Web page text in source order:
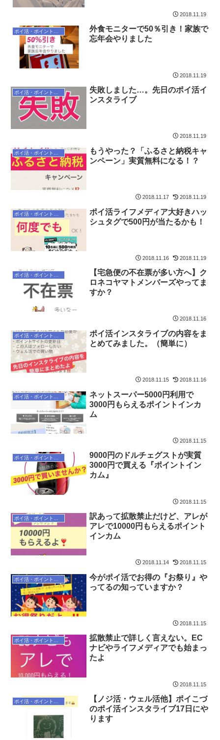
2018.11.19
外食モニターで50％引き！家族で
忘年会やりました
2018.11.19
失敗しました…。 先日のポイ活イ
ンスタライブ
2018.11.19
ポイ活・ポイントサイト
もうやった？「ふるさと納税キャ
ンペーン」実質無料になる！？
2018.11.17 2018.11.19
ポイ活ライフメディア大好きハッ
シュタグで500円が当たるかも！
2018.11.16 2018.11.19
【宅急便の不在票が多い方へ】ク
ロネコヤマトメンバーズやってま
すか？
2018.11.16
ポイ活・ポイントサイト
ポイ活インスタライブの内容をま
とめてみました。（簡単に）
2018.11.15 2018.11.16
ネットスーパー5000円利用で
3000円もらえるポイントインカ
ム
2018.11.15
9000円のドルチェグストが実質
3000円で買える『ポイントイン
カム』
2018.11.15
ポイ活・ポイントサイト
訳あって拡散禁止だけど、アレが
アレで10000円もらえるポイント
インカム
2018.11.14 2018.11.15
今がポイ活でお得の『お祭り』や
ってるの知っていますか？
2018.11.15
拡散禁止で詳しく言えない。EC
ナビやライフメディアでも始まっ
たよ
2018.11.15
【ノジ活・ウェル活他】ポイこづ
のポイ活インスタライブ17日にや
ります